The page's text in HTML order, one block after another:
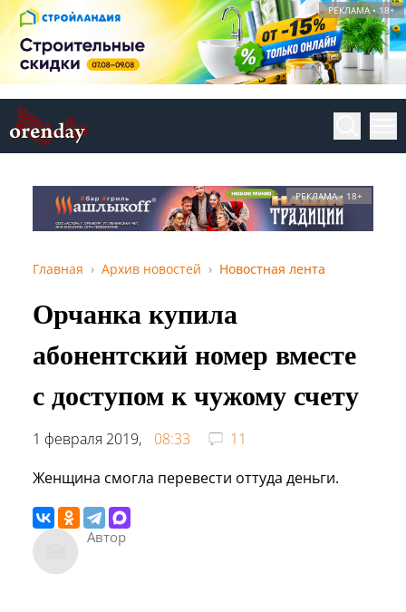
РЕКЛАМА • 18+
РЕКЛАМА • 18+
Главная Архив новостей Новостная лента
Орчанка купила
абонентский номер вместе
с доступом к чужому счету
1 февраля 2019, 08:33
11
Женщина смогла перевести оттуда деньги.
Автор